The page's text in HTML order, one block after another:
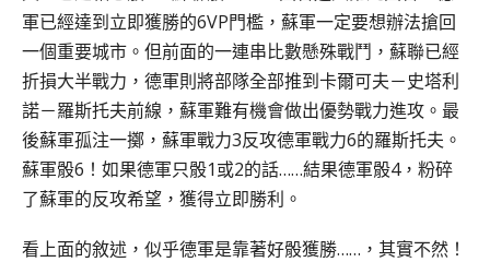
軍已經達到立即獲勝的6VP門檻，蘇軍一定要想辦法搶回
一個重要城市。但前面的一連串比數懸殊戰鬥，蘇聯已經
折損大半戰力，德軍則將部隊全部推到卡爾可夫－史塔利
諾－羅斯托夫前線，蘇軍難有機會做出優勢戰力進攻。最
後蘇軍孤注一擲，蘇軍戰力3反攻德軍戰力6的羅斯托夫。
蘇軍骰6！如果德軍只骰1或2的話……結果德軍骰4，粉碎
了蘇軍的反攻希望，獲得立即勝利。
看上面的敘述，似乎德軍是靠著好骰獲勝……，其實不然！